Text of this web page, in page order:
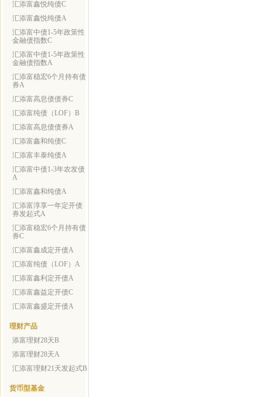
汇添富鑫悦纯债C
汇添富鑫悦纯债A
汇添富中债1-5年政策性
金融债指数C
汇添富中债1-5年政策性
金融债指数A
汇添富稳宏6个月持有债
券A
汇添富高息债债券C
汇添富纯债（LOF）B
汇添富高息债债券A
汇添富鑫和纯债C
汇添富丰泰纯债A
汇添富中债1-3年农发债
A
汇添富鑫和纯债A
汇添富淳享一年定开债
券发起式A
汇添富稳宏6个月持有债
券C
汇添富鑫成定开债A
汇添富纯债（LOF）A
汇添富鑫利定开债A
汇添富鑫益定开债C
汇添富鑫盛定开债A
理财产品
添富理财28天B
添富理财28天A
汇添富理财21天发起式B
货币型基金